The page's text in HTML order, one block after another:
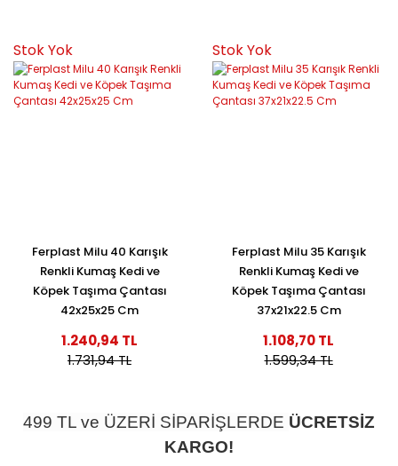
Stok Yok
Ferplast Milu 40 Karışık
Renkli Kumaş Kedi ve
Köpek Taşıma Çantası
42x25x25 Cm
1.240,94 TL
1.731,94 TL
Stok Yok
Ferplast Milu 35 Karışık
Renkli Kumaş Kedi ve
Köpek Taşıma Çantası
37x21x22.5 Cm
1.108,70 TL
1.599,34 TL
499 TL ve ÜZERİ SİPARİŞLERDE ÜCRETSİZ
KARGO!